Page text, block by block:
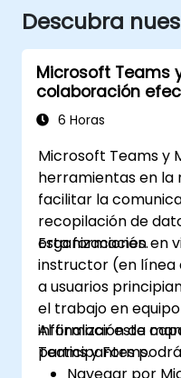
Descubra
Microsoft Teams
colaboración
datos6 Horas
Microsoft Teams y
herramientas en la
facilitar la
recopilación de
organizaciones.
Esta formación en
instructor (en línea
a usuarios
el trabajo en
información de
Teams y Forms.
Al finalizar esta
participantes
Navegar por